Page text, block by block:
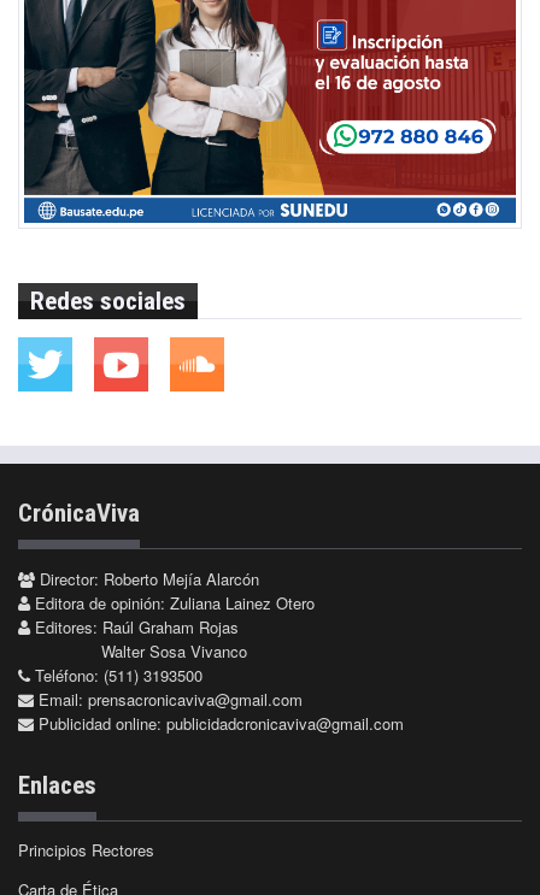
Redes sociales
CrónicaViva
Director: Roberto Mejía Alarcón
Editora de opinión: Zuliana Lainez Otero
Editores: Raúl Graham Rojas
Walter Sosa Vivanco
Teléfono: (511) 3193500
Email: prensacronicaviva@gmail.com
Publicidad online: publicidadcronicaviva@gmail.com
Enlaces
Principios Rectores
Carta de Ética